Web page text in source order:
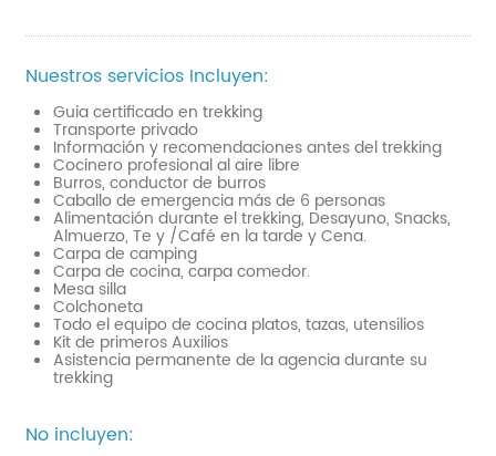
Nuestros servicios Incluyen:
Guia certificado en trekking
Transporte privado
Información y recomendaciones antes del trekking
Cocinero profesional al aire libre
Burros, conductor de burros
Caballo de emergencia más de 6 personas
Alimentación durante el trekking, Desayuno, Snacks,
Almuerzo, Te y /Café en la tarde y Cena.
Carpa de camping
Carpa de cocina, carpa comedor.
Mesa silla
Colchoneta
Todo el equipo de cocina platos, tazas, utensilios
Kit de primeros Auxilios
Asistencia permanente de la agencia durante su
trekking
No incluyen: